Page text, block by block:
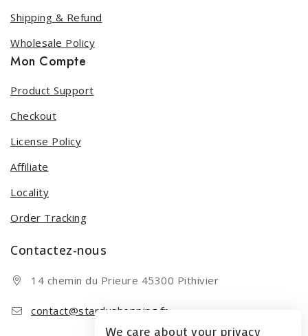
Shipping & Refund
Wholesale Policy
Mon Compte
Product Support
Checkout
License Policy
Affiliate
Locality
Order Tracking
Contactez-nous
14 chemin du Prieure 45300 Pithivier
contact@stardushopping.fr
We care about your privacy